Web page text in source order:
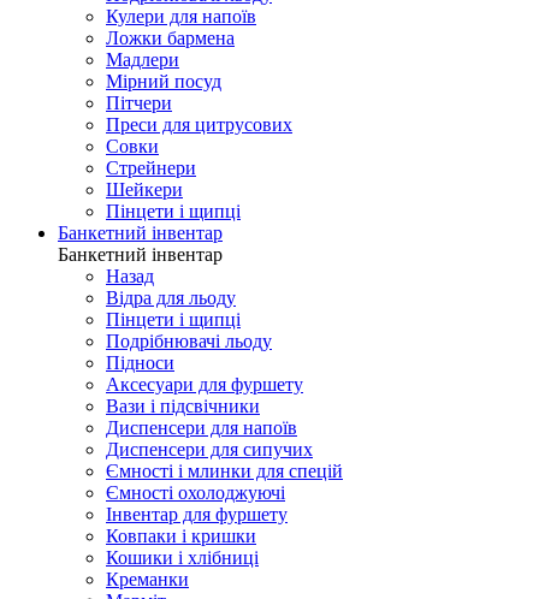
Кулери для напоїв
Ложки бармена
Мадлери
Мірний посуд
Пітчери
Преси для цитрусових
Совки
Стрейнери
Шейкери
Пінцети і щипці
Банкетний інвентар
Банкетний інвентар
Назад
Відра для льоду
Пінцети і щипці
Подрібнювачі льоду
Підноси
Аксесуари для фуршету
Вази і підсвічники
Диспенсери для напоїв
Диспенсери для сипучих
Ємності і млинки для спецій
Ємності охолоджуючі
Інвентар для фуршету
Ковпаки і кришки
Кошики і хлібниці
Креманки